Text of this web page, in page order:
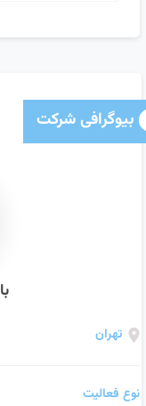
بیوگرافی شرکت
تهران
نوع فعالیت